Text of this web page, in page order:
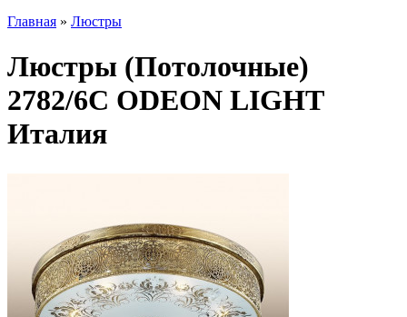
Главная » Люстры
Люстры (Потолочные)
2782/6C ODEON LIGHT
Италия